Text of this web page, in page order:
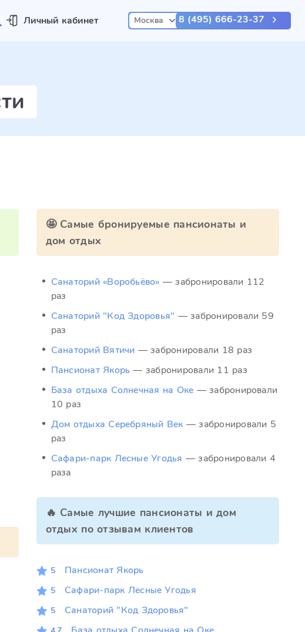
Личный кабинет Москва 8 (495) 666-23-37
🤩 Самые бронируемые пансионаты и
дом отдых
Санаторий «Воробьёво» — забронировали 112
раз
Санаторий "Код Здоровья" — забронировали 59
раз
Санаторий Вятичи — забронировали 18 раз
Пансионат Якорь — забронировали 11 раз
База отдыха Солнечная на Оке — забронировали
10 раз
Дом отдыха Серебряный Век — забронировали 5
раз
Сафари-парк Лесные Угодья — забронировали 4
раза
🔥 Самые лучшие пансионаты и дом
отдых по отзывам клиентов
5 Пансионат Якорь
5 Сафари-парк Лесные Угодья
5 Санаторий "Код Здоровья"